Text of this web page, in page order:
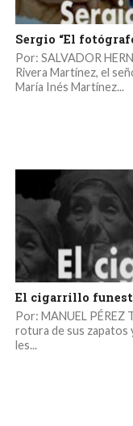
Sergio “El
Por: SALVADOR
Rivera Martínez, el
María Inés Martínez...
El cigarrillo
Por: MANUEL PÉREZ
rotura de sus zapatos
les...